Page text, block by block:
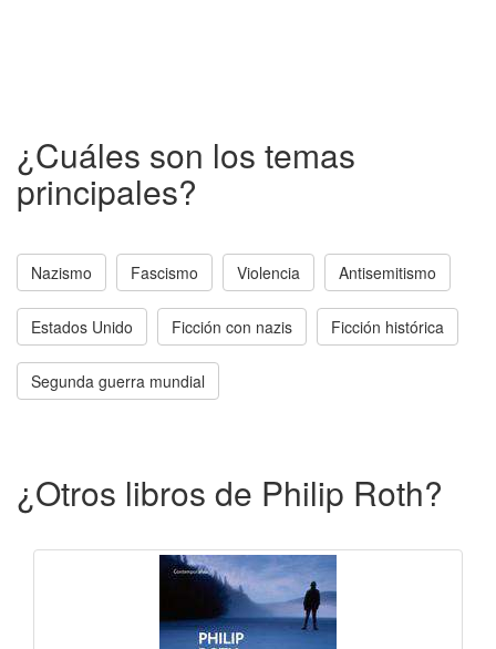
¿Cuáles son los temas
principales?
Nazismo Fascismo Violencia Antisemitismo
Estados Unido Ficción con nazis Ficción histórica
Segunda guerra mundial
¿Otros libros de Philip Roth?